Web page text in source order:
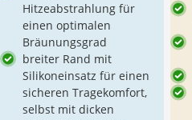
Hitzeabstrahlung für
einen optimalen
Bräunungsgrad
breiter Rand mit
Silikoneinsatz für einen
sicheren Tragekomfort,
selbst mit dicken